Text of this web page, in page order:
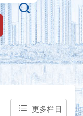

更多栏目